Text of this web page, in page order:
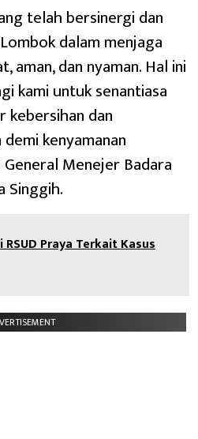
telah bersinergi dan
dalam menjaga
aman, dan nyaman. Hal ini
kami untuk senantiasa
kebersihan dan
kenyamanan
Menejer Badara
Singgih.
Praya Terkait Kasus